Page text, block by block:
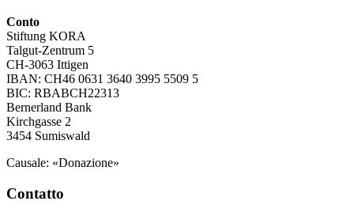
Conto
Stiftung KORA
Talgut-Zentrum 5
CH-3063 Ittigen
IBAN: CH46 0631 3640 3995 5509 5
BIC: RBABCH22313
Bernerland Bank
Kirchgasse 2
3454 Sumiswald
Causale: «Donazione»
Contatto